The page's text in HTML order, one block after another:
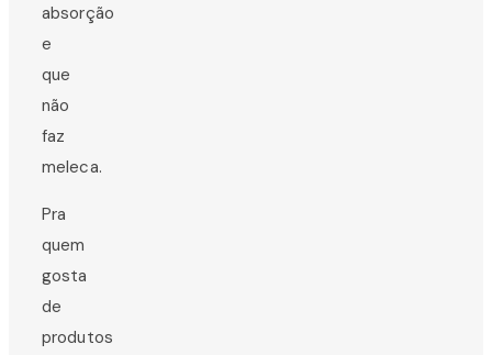
absorção
e
que
não
faz
meleca.
Pra
quem
gosta
de
produtos